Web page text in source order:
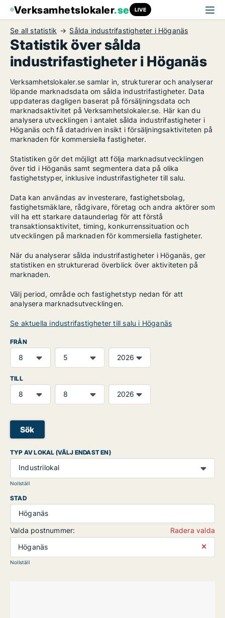
Verksamhetslokaler.se LIVE
Se all statistik Sålda industrifastigheter i Höganäs
Statistik över sålda
industrifastigheter i Höganäs
Verksamhetslokaler.se samlar in, strukturerar och analyserar
löpande marknadsdata om sålda industrifastigheter. Data
uppdateras dagligen baserat på försäljningsdata och
marknadsaktivitet på Verksamhetslokaler.se. Här kan du
analysera utvecklingen i antalet sålda industrifastigheter i
Höganäs och få datadriven insikt i försäljningsaktiviteten på
marknaden för kommersiella fastigheter.
Statistiken gör det möjligt att följa marknadsutvecklingen
över tid i Höganäs samt segmentera data på olika
fastighetstyper, inklusive industrifastigheter till salu.
Data kan användas av investerare, fastighetsbolag,
fastighetsmäklare, rådgivare, företag och andra aktörer som
vill ha ett starkare dataunderlag för att förstå
transaktionsaktivitet, timing, konkurrenssituation och
utvecklingen på marknaden för kommersiella fastigheter.
När du analyserar sålda industrifastigheter i Höganäs, ger
statistiken en strukturerad överblick över aktiviteten på
marknaden.
Välj period, område och fastighetstyp nedan för att
analysera marknadsutvecklingen.
Se aktuella industrifastigheter till salu i Höganäs
FRÅN
TILL
Sök
TYP AV LOKAL (VÄLJ ENDAST EN)
Industrilokal
Nollställ
STAD
Höganäs
Valda postnummer:
Radera valda
Höganäs
⨯
Nollställ